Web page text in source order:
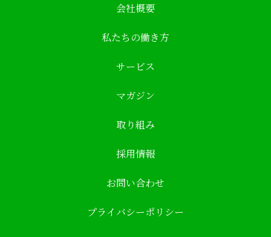
会社概要
私たちの働き方
サービス
マガジン
取り組み
採用情報
お問い合わせ
プライバシーポリシー